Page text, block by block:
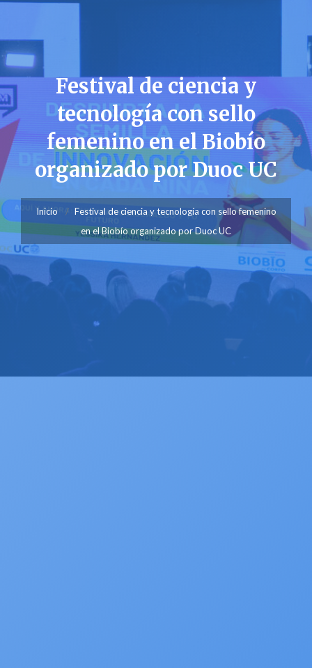
Festival de ciencia y
tecnología con sello
femenino en el Biobío
organizado por Duoc UC
Inicio
Festival de ciencia y tecnología con sello femenino
en el Biobío organizado por Duoc UC